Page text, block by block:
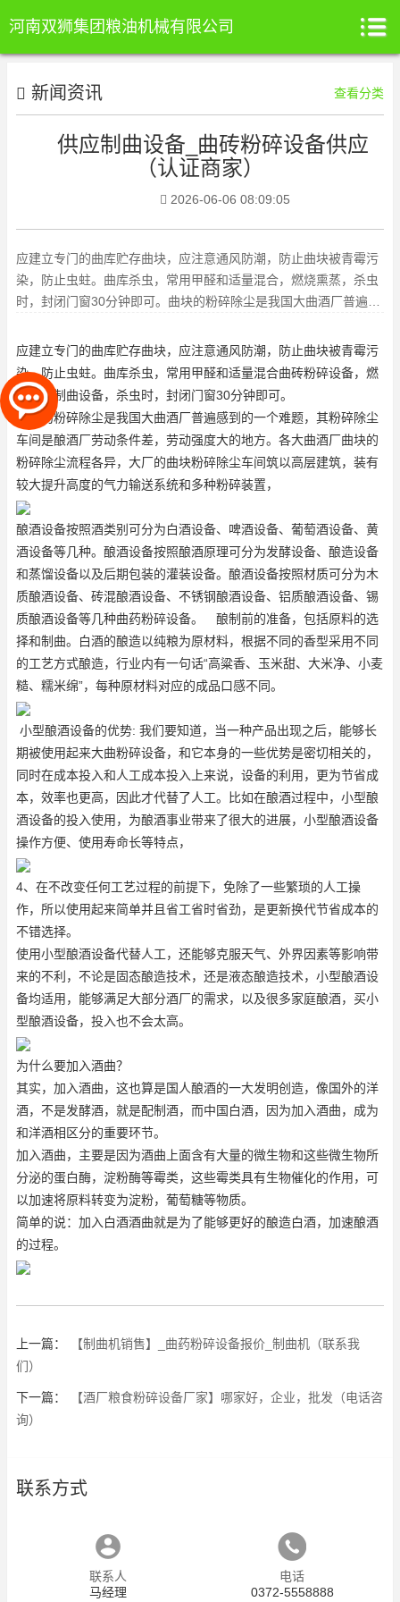
河南双狮集团粮油机械有限公司
新闻资讯 查看分类
供应制曲设备_曲砖粉碎设备供应
（认证商家）
2026-06-06 08:09:05
应建立专门的曲库贮存曲块，应注意通风防潮，防止曲块被青霉污
染，防止虫蛀。曲库杀虫，常用甲醛和适量混合，燃烧熏蒸，杀虫
时，封闭门窗30分钟即可。曲块的粉碎除尘是我国大曲酒厂普遍感
应建立专门的曲库贮存曲块，应注意通风防潮，防止曲块被青霉污
染，防止虫蛀。曲库杀虫，常用甲醛和适量混合曲砖粉碎设备，燃
烧熏蒸 制曲设备，杀虫时，封闭门窗30分钟即可。
曲块的粉碎除尘是我国大曲酒厂普遍感到的一个难题，其粉碎除尘
车间是酿酒厂劳动条件差，劳动强度大的地方。各大曲酒厂曲块的
粉碎除尘流程各异，大厂的曲块粉碎除尘车间筑以高层建筑，装有
较大提升高度的气力输送系统和多种粉碎装置，
酿酒设备按照酒类别可分为白酒设备、啤酒设备、葡萄酒设备、黄
酒设备等几种。酿酒设备按照酿酒原理可分为发酵设备、酿造设备
和蒸馏设备以及后期包装的灌装设备。酿酒设备按照材质可分为木
质酿酒设备、砖混酿酒设备、不锈钢酿酒设备、铝质酿酒设备、锡
质酿酒设备等几种曲药粉碎设备。 酿制前的准备，包括原料的选
择和制曲。白酒的酿造以纯粮为原材料，根据不同的香型采用不同
的工艺方式酿造，行业内有一句话“高粱香、玉米甜、大米净、小麦
糙、糯米绵”，每种原材料对应的成品口感不同。
小型酿酒设备的优势: 我们要知道，当一种产品出现之后，能够长
期被使用起来大曲粉碎设备，和它本身的一些优势是密切相关的，
同时在成本投入和人工成本投入上来说，设备的利用，更为节省成
本，效率也更高，因此才代替了人工。比如在酿酒过程中，小型酿
酒设备的投入使用，为酿酒事业带来了很大的进展，小型酿酒设备
操作方便、使用寿命长等特点，
4、在不改变任何工艺过程的前提下，免除了一些繁琐的人工操
作，所以使用起来简单并且省工省时省劲，是更新换代节省成本的
不错选择。
使用小型酿酒设备代替人工，还能够克服天气、外界因素等影响带
来的不利，不论是固态酿造技术，还是液态酿造技术，小型酿酒设
备均适用，能够满足大部分酒厂的需求，以及很多家庭酿酒，买小
型酿酒设备，投入也不会太高。
为什么要加入酒曲？
其实，加入酒曲，这也算是国人酿酒的一大发明创造，像国外的洋
酒，不是发酵酒，就是配制酒，而中国白酒，因为加入酒曲，成为
和洋酒相区分的重要环节。
加入酒曲，主要是因为酒曲上面含有大量的微生物和这些微生物所
分泌的蛋白酶，淀粉酶等霉类，这些霉类具有生物催化的作用，可
以加速将原料转变为淀粉，葡萄糖等物质。
简单的说：加入白酒酒曲就是为了能够更好的酿造白酒，加速酿酒
的过程。
上一篇：
【制曲机销售】_曲药粉碎设备报价_制曲机（联系我
们）
下一篇：
【酒厂粮食粉碎设备厂家】哪家好，企业，批发（电话咨
询）
联系方式
联系人
马经理
电话
0372-5558888